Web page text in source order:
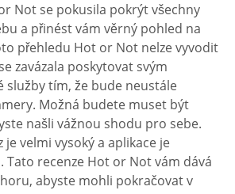
Not se pokusila pokrýt všechny
a přinést vám věrný pohled na
přehledu Hot or Not nelze vyvodit
zavázala poskytovat svým
služby tím, že bude neustále
Možná budete muset být
našli vážnou shodu pro sebe.
je velmi vysoký a aplikace je
Tato recenze Hot or Not vám dává
abyste mohli pokračovat v